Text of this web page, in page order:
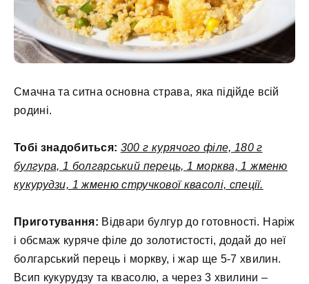
Смачна та ситна основна страва, яка підійде всій
родині.
Тобі знадобиться: 300 г курячого філе, 180 г
булгура, 1 болгарський перець, 1 морква, 1 жменю
кукурудзи, 1 жменю стручкової квасолі, спеції.
Приготування: Відвари булгур до готовності. Наріж
і обсмаж куряче філе до золотистості, додай до неї
болгарський перець і моркву, і жар ще 5-7 хвилин.
Всип кукурудзу та квасолю, а через 3 хвилини –